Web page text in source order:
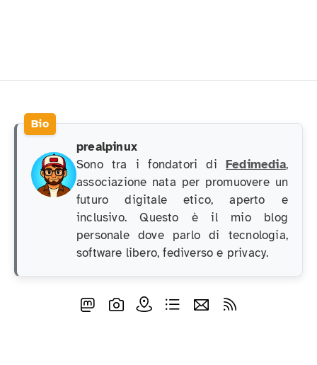
prealpinux
Sono tra i fondatori di Fedimedia,
associazione nata per promuovere un
futuro digitale etico, aperto e
inclusivo. Questo è il mio blog
personale dove parlo di tecnologia,
software libero, fediverso e privacy.